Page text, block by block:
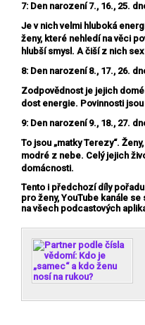
7: Den narození 7., 16., 25.
Je v nich velmi hluboká
ženy, které nehledí na věci
hlubší smysl. A čiší z nich
8: Den narození 8., 17., 26.
Zodpovědnost je jejich
dost energie. Povinnosti jsou
9: Den narození 9., 18., 27.
To jsou „matky Terezy“.
modré z nebe. Celý jejich
domácnosti.
Tento i předchozí díly
pro ženy, YouTube kanále
na všech podcastových